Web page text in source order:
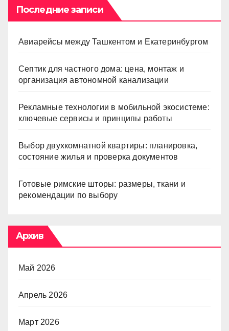
Последние записи
Авиарейсы между Ташкентом и Екатеринбургом
Септик для частного дома: цена, монтаж и
организация автономной канализации
Рекламные технологии в мобильной экосистеме:
ключевые сервисы и принципы работы
Выбор двухкомнатной квартиры: планировка,
состояние жилья и проверка документов
Готовые римские шторы: размеры, ткани и
рекомендации по выбору
Архив
Май 2026
Апрель 2026
Март 2026